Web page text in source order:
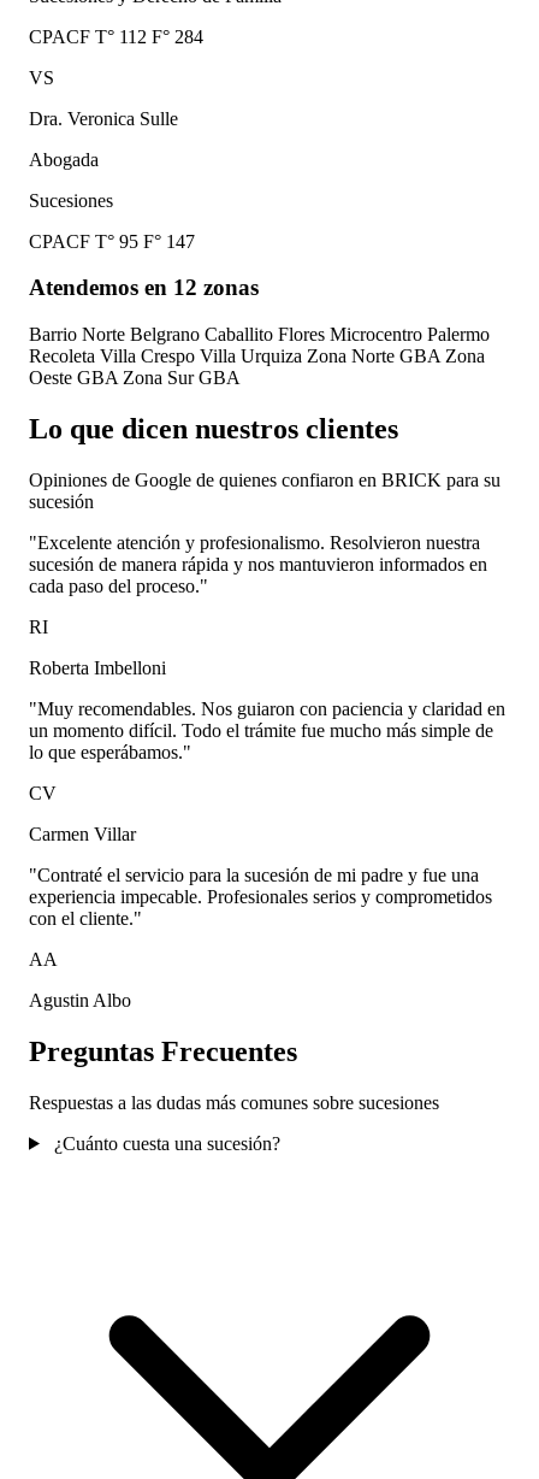
CPACF T° 112 F° 284
VS
Dra. Veronica Sulle
Abogada
Sucesiones
CPACF T° 95 F° 147
Atendemos en 12 zonas
Barrio Norte Belgrano Caballito Flores Microcentro Palermo
Recoleta Villa Crespo Villa Urquiza Zona Norte GBA Zona
Oeste GBA Zona Sur GBA
Lo que dicen nuestros clientes
Opiniones de Google de quienes confiaron en BRICK para su
sucesión
"Excelente atención y profesionalismo. Resolvieron nuestra
sucesión de manera rápida y nos mantuvieron informados en
cada paso del proceso."
RI
Roberta Imbelloni
"Muy recomendables. Nos guiaron con paciencia y claridad en
un momento difícil. Todo el trámite fue mucho más simple de
lo que esperábamos."
CV
Carmen Villar
"Contraté el servicio para la sucesión de mi padre y fue una
experiencia impecable. Profesionales serios y comprometidos
con el cliente."
AA
Agustin Albo
Preguntas Frecuentes
Respuestas a las dudas más comunes sobre sucesiones
¿Cuánto cuesta una sucesión?